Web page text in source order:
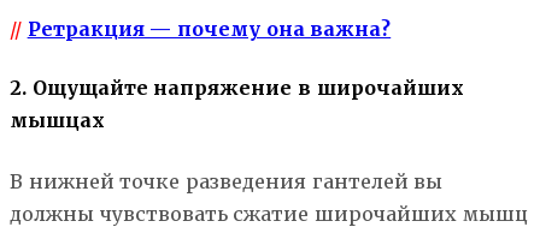
// Ретракция — почему она важна?
2. Ощущайте напряжение в широчайших
мышцах
В нижней точке разведения гантелей вы
должны чувствовать сжатие широчайших мышц